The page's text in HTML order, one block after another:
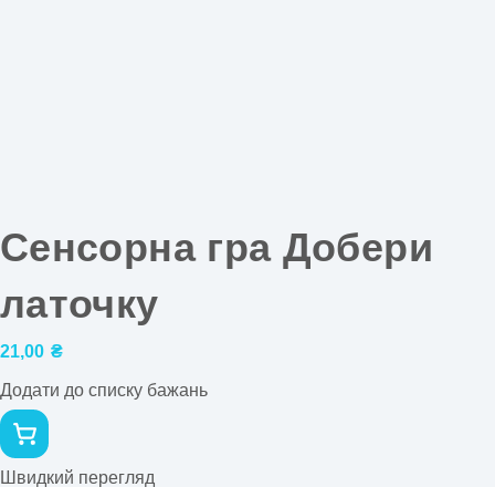
Сенсорна гра Добери
латочку
21,00 ₴
Додати до списку бажань
Швидкий перегляд